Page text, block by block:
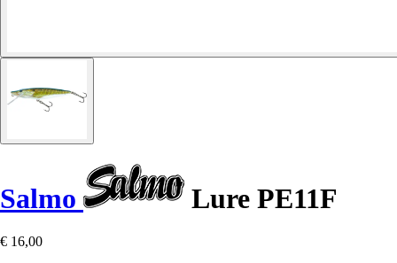
Salmo Lure PE11F
€ 16,00